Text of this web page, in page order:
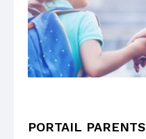
PORTAIL PARENTS